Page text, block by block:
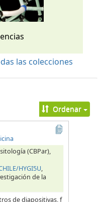
las colecciones
Ordenar
(CBPar),
HYGI5U,
de la
de diapositivas, f